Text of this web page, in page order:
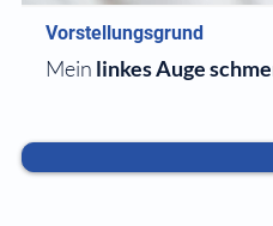
Vorstellungsgrund
Mein linkes Auge